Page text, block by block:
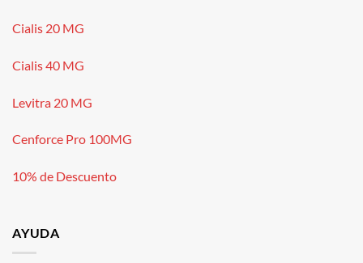
Cialis 20 MG
Cialis 40 MG
Levitra 20 MG
Cenforce Pro 100MG
10% de Descuento
AYUDA